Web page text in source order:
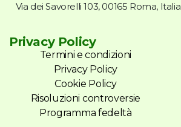
Via dei Savorelli 103, 00165 Roma, Italia
Privacy Policy
Termini e condizioni
Privacy Policy
Cookie Policy
Risoluzioni controversie
Programma fedeltà